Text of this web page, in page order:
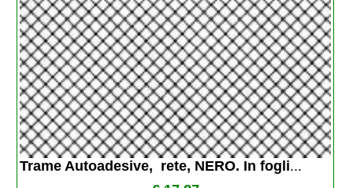
Trame Autoadesive,  rete, NERO. In fogli...